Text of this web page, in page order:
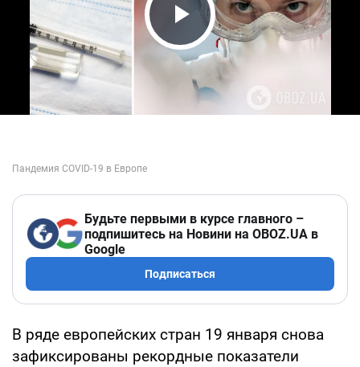
Play Video
Будьте первыми в курсе главного –
подпишитесь на Новини на OBOZ.UA в
Google
Подписаться
В ряде европейских стран 19 января снова
зафиксированы рекордные показатели